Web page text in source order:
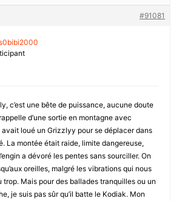
#91081
c’est une bête de puissance, aucune doute
d’une sortie en montagne avec
avait loué un Grizzlyy pour se déplacer dans
La montée était raide, limite dangereuse,
a dévoré les pentes sans sourciller. On
oreilles, malgré les vibrations qui nous
trop. Mais pour des ballades tranquilles ou un
je suis pas sûr qu’il batte le Kodiak. Mon